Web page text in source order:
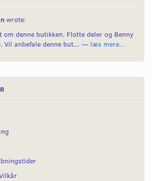
wrote:
om denne butikken. Flotte deler og Benny
Vil anbefale denne but... — læs mere...